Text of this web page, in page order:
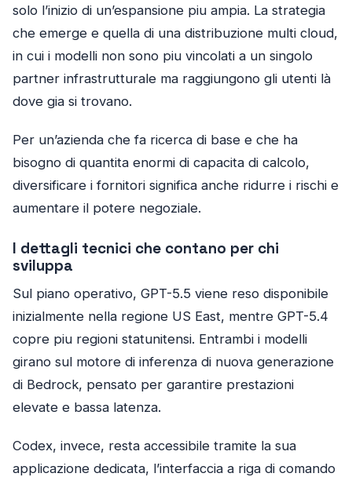
solo l’inizio di un’espansione piu ampia. La strategia
che emerge e quella di una distribuzione multi cloud,
in cui i modelli non sono piu vincolati a un singolo
partner infrastrutturale ma raggiungono gli utenti là
dove gia si trovano.
Per un’azienda che fa ricerca di base e che ha
bisogno di quantita enormi di capacita di calcolo,
diversificare i fornitori significa anche ridurre i rischi e
aumentare il potere negoziale.
I dettagli tecnici che contano per chi
sviluppa
Sul piano operativo, GPT-5.5 viene reso disponibile
inizialmente nella regione US East, mentre GPT-5.4
copre piu regioni statunitensi. Entrambi i modelli
girano sul motore di inferenza di nuova generazione
di Bedrock, pensato per garantire prestazioni
elevate e bassa latenza.
Codex, invece, resta accessibile tramite la sua
applicazione dedicata, l’interfaccia a riga di comando